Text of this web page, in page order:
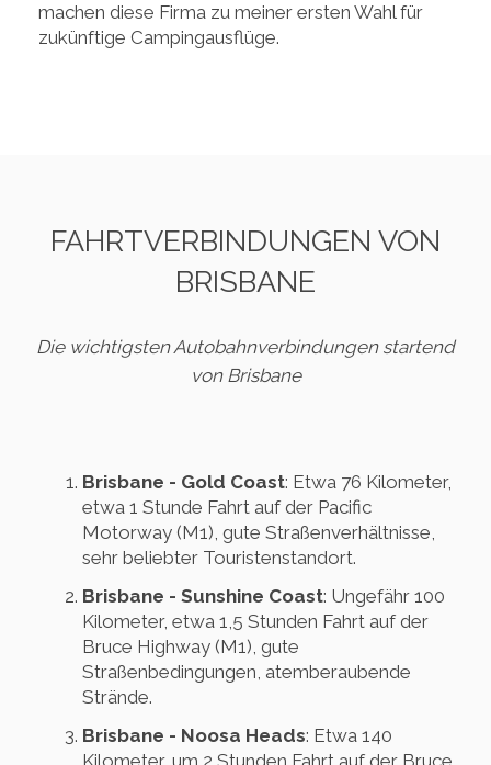
machen diese Firma zu meiner ersten Wahl für
zukünftige Campingausflüge.
FAHRTVERBINDUNGEN VON
BRISBANE
Die wichtigsten Autobahnverbindungen startend
von Brisbane
Brisbane - Gold Coast: Etwa 76 Kilometer,
etwa 1 Stunde Fahrt auf der Pacific
Motorway (M1), gute Straßenverhältnisse,
sehr beliebter Touristenstandort.
Brisbane - Sunshine Coast: Ungefähr 100
Kilometer, etwa 1,5 Stunden Fahrt auf der
Bruce Highway (M1), gute
Straßenbedingungen, atemberaubende
Strände.
Brisbane - Noosa Heads: Etwa 140